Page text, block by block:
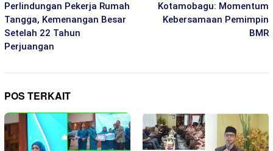
Perlindungan Pekerja Rumah
Tangga, Kemenangan Besar
Setelah 22 Tahun
Perjuangan
Kotamobagu: Momentum
Kebersamaan Pemimpin
BMR
POS TERKAIT